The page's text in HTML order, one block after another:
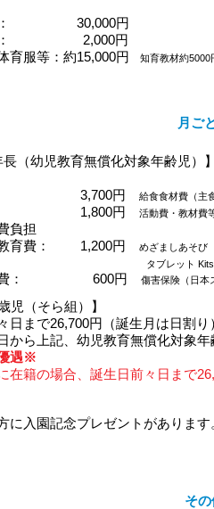
費： 30,000円
：
2,000円
育服等：約15,000円
知育教材約5000
月ご
長（幼児教育無償化対象年齢児）
： 3,700円
給食食材費（主
： 1,800円 活動費・教材費
負担
教育費： 1,200円
めざましあそび
タブレット
策費： 600円 傷害保険（日本
児（そら組）】
日まで26,700円（誕生月は日割り
から上記、幼児教育無償化対象
遇※
在籍の場合、誕生日前々日まで
に入園記念プレゼントがありま
そ